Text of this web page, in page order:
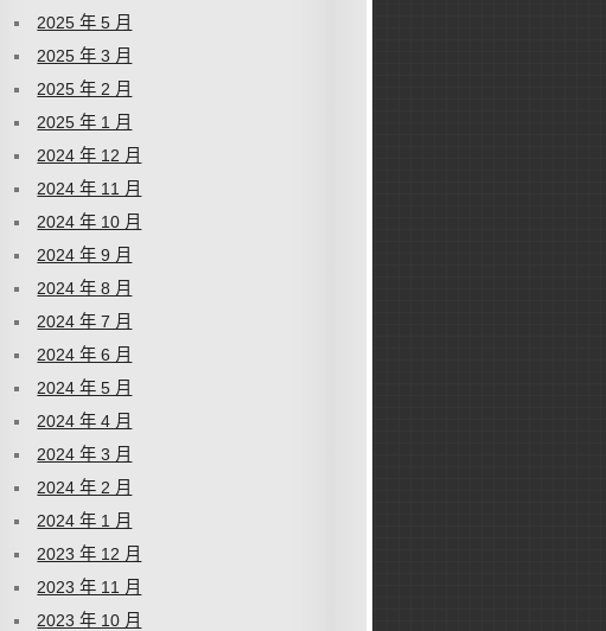
2025 年 5 月
2025 年 3 月
2025 年 2 月
2025 年 1 月
2024 年 12 月
2024 年 11 月
2024 年 10 月
2024 年 9 月
2024 年 8 月
2024 年 7 月
2024 年 6 月
2024 年 5 月
2024 年 4 月
2024 年 3 月
2024 年 2 月
2024 年 1 月
2023 年 12 月
2023 年 11 月
2023 年 10 月